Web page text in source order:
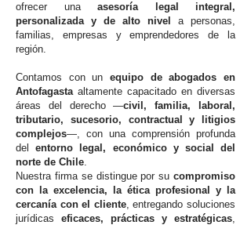
ofrecer una asesoría legal integral,
personalizada y de alto nivel
a personas,
familias, empresas y emprendedores de la
región.
Contamos con un equipo de abogados en
Antofagastaaltamente capacitado en diversas
áreas del derecho —civil, familia, laboral,
tributario, sucesorio, contractual y litigios
complejos—, con una comprensión profunda
delentorno legal, económico y social del
norte de Chile.
Nuestra firma se distingue por su compromiso
con la excelencia, la ética profesional y la
cercanía con el cliente, entregando soluciones
jurídicas eficaces, prácticas y estratégicas,